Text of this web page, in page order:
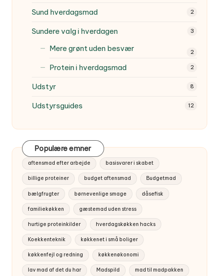
Sund hverdagsmad 2
Sundere valg i hverdagen 3
Mere grønt uden besvær 2
Protein i hverdagsmad 2
Udstyr 8
Udstyrsguides 12
Populære emner
aftensmad efter arbejde basisvarer i skabet
billige proteiner budget aftensmad Budgetmad
bælgfrugter børnevenlige smage dåsefisk
familiekøkken gæstemad uden stress
hurtige proteinkilder hverdagskøkken hacks
Koekkenteknik køkkenet i små boliger
køkkenfejl og redning køkkenøkonomi
lav mad af det du har Madspild mad til madpakken